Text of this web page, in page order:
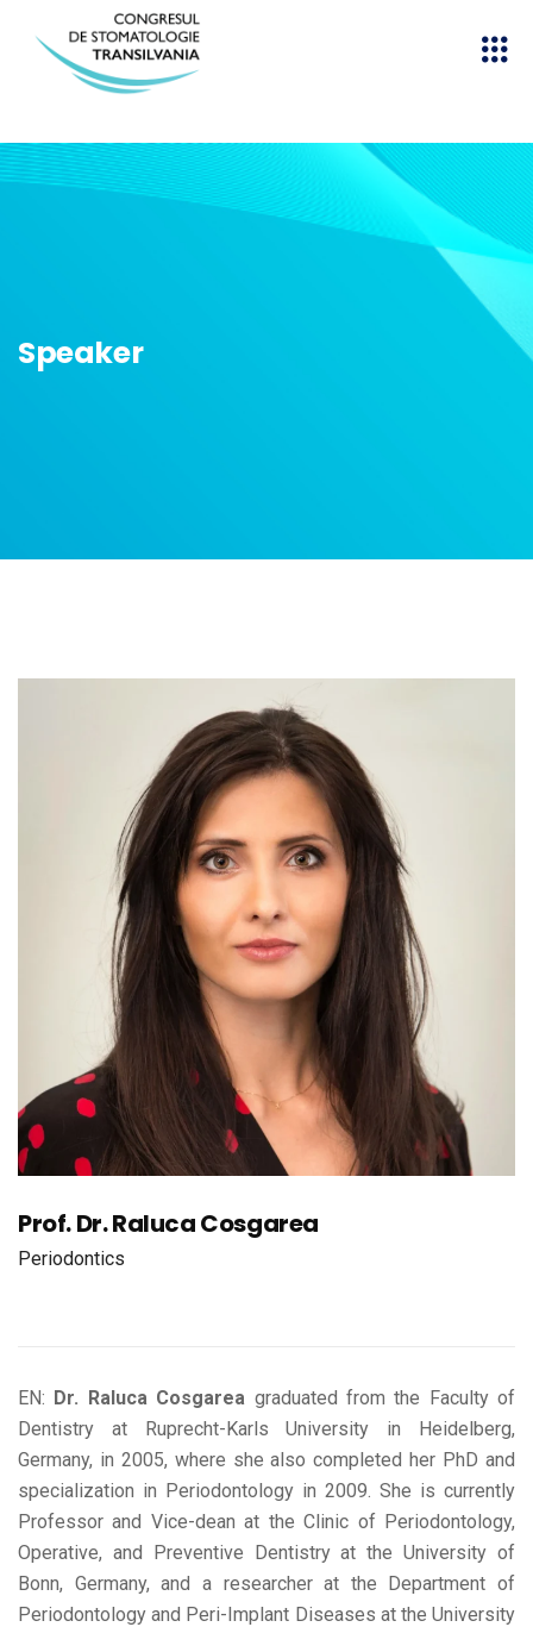
Speaker
Prof. Dr. Raluca Cosgarea
Periodontics
EN: Dr. Raluca Cosgarea graduated from the Faculty of
Dentistry at Ruprecht-Karls University in Heidelberg,
Germany, in 2005, where she also completed her PhD and
specialization in Periodontology in 2009. She is currently
Professor and Vice-dean at the Clinic of Periodontology,
Operative, and Preventive Dentistry at the University of
Bonn, Germany, and a researcher at the Department of
Periodontology and Peri-Implant Diseases at the University